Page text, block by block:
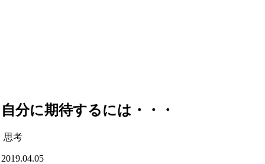
自分に期待するには・・・
思考
2019.04.05